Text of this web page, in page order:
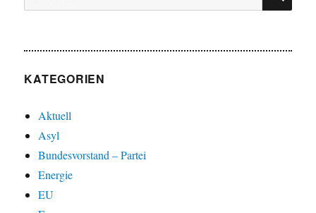
nach:
KATEGORIEN
Aktuell
Asyl
Bundesvorstand – Partei
Energie
EU